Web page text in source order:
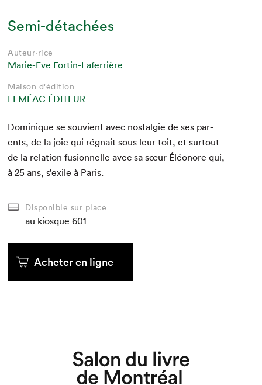
Semi-détachées
Auteur·rice
Marie-Eve Fortin-Laferrière
Maison d'édition
LEMÉAC ÉDITEUR
Dominique se sou­vient avec nos­tal­gie de ses par­
ents, de la joie qui rég­nait sous leur toit, et surtout
de la rela­tion fusion­nelle avec sa sœur Éléonore qui,
à25 ans, s’exile à Paris.
Disponible sur place
au kiosque 601
Acheter en ligne